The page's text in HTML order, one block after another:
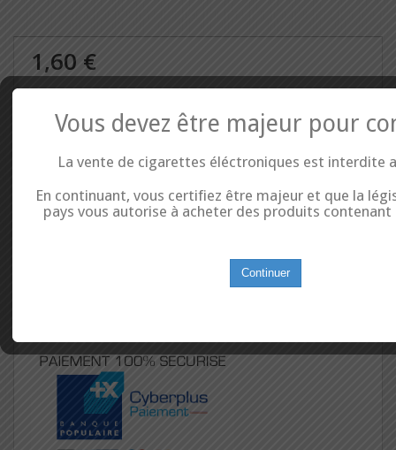
1,60 €
Quantity
Taille (ml)
Vous devez être majeur pour
La vente de cigarettes éléctroniques est interdite
En continuant, vous certifiez être majeur et que la
pays vous autorise à acheter des produits contenant
Continuer